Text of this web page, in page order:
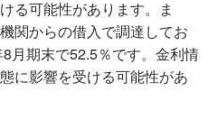
る可能性があります。ま
関からの借入で調達してお
月期末で52.5％です。金利情
に影響を受ける可能性があ